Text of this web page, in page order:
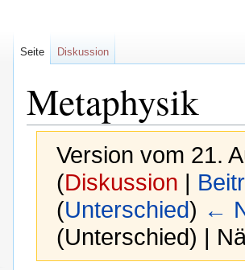
Metaphysik
Version vom 21.
(Diskussion |
(Unterschied) ←
(Unterschied) |
Seite Diskussion